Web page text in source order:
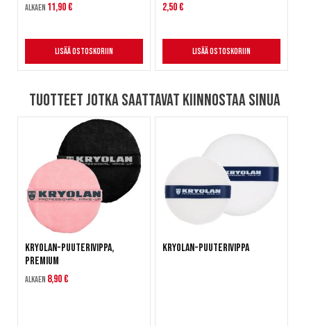
Alkaen 11,90 €
Lisää ostoskoriin
2,50 €
Lisää ostoskoriin
Tuotteet jotka saattavat kiinnostaa sinua
Kryolan-puuterivippa,
premium
Alkaen 8,90 €
Kryolan-puuterivippa